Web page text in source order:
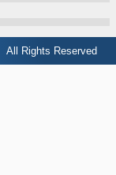
All Rights Reserved